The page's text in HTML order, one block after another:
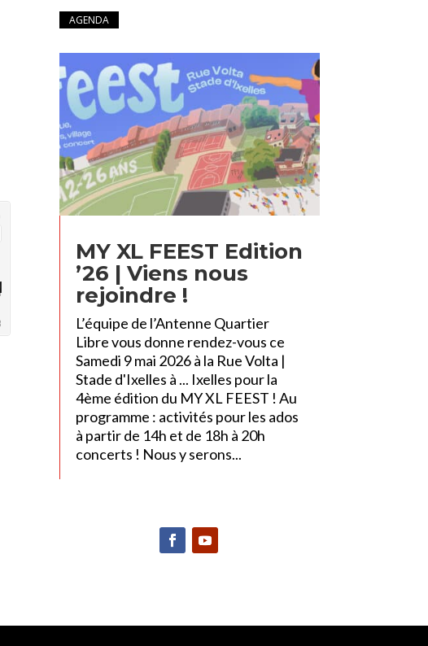
AGENDA
MY XL FEEST Edition
’26 | Viens nous
rejoindre !
L’équipe de l’Antenne Quartier
Libre vous donne rendez-vous ce
Samedi 9 mai 2026 à la Rue Volta |
Stade d'Ixelles à ... Ixelles pour la
4ème édition du MY XL FEEST ! Au
programme : activités pour les ados
à partir de 14h et de 18h à 20h
concerts ! Nous y serons...